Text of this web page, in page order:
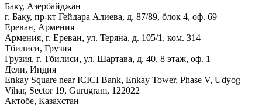
Баку, Азербайджан
г. Баку, пр-кт Гейдара Алиева, д. 87/89, блок 4, оф. 69
Ереван, Армения
Армения, г. Ереван, ул. Теряна, д. 105/1, ком. 314
Тбилиси, Грузия
Грузия, г. Тбилиси, ул. Шартава, д. 40, 8 этаж, оф. 1
Дели, Индия
Enkay Square near ICICI Bank, Enkay Tower, Phase V, Udyog
Vihar, Sector 19, Gurugram, 122022
Актобе, Казахстан